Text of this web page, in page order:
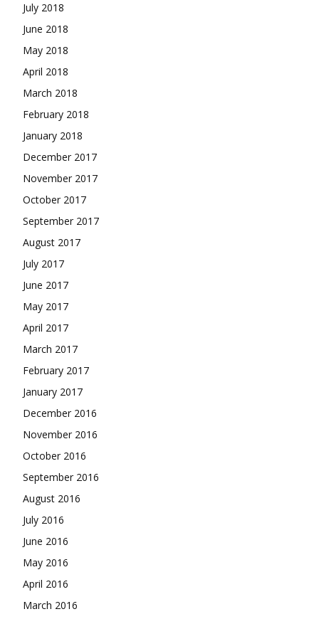
July 2018
June 2018
May 2018
April 2018
March 2018
February 2018
January 2018
December 2017
November 2017
October 2017
September 2017
August 2017
July 2017
June 2017
May 2017
April 2017
March 2017
February 2017
January 2017
December 2016
November 2016
October 2016
September 2016
August 2016
July 2016
June 2016
May 2016
April 2016
March 2016